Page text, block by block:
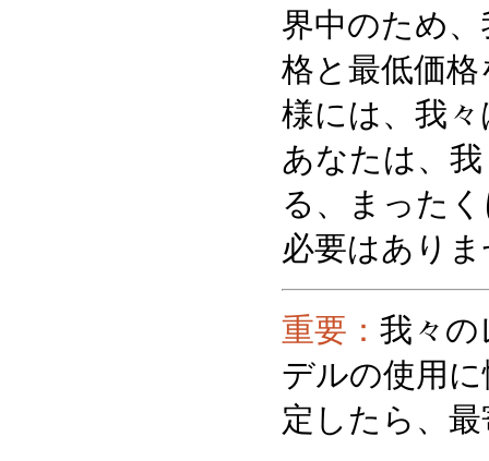
界中のため
格と最低価
様には、我
あなたは、
る、まった
必要はあり
重要： 我々の
デルの使用
定したら、